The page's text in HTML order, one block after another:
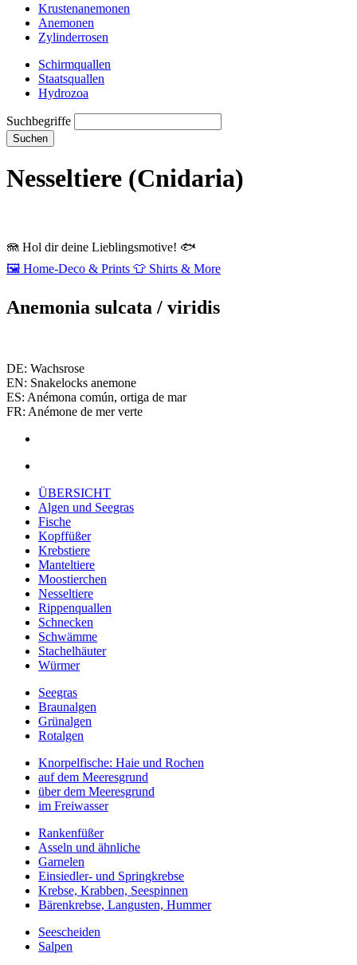
Krustenanemonen
Anemonen
Zylinderrosen
Schirmquallen
Staatsquallen
Hydrozoa
Suchbegriffe
Suchen
Nesseltiere (Cnidaria)
🪼 Hol dir deine Lieblingsmotive! 🐟
🖼️ Home‑Deco & Prints 👕 Shirts & More
Anemonia sulcata / viridis
DE: Wachsrose
EN: Snakelocks anemone
ES: Anémona común, ortiga de mar
FR: Anémone de mer verte
ÜBERSICHT
Algen und Seegras
Fische
Kopffüßer
Krebstiere
Manteltiere
Moostierchen
Nesseltiere
Rippenquallen
Schnecken
Schwämme
Stachelhäuter
Würmer
Seegras
Braunalgen
Grünalgen
Rotalgen
Knorpelfische: Haie und Rochen
auf dem Meeresgrund
über dem Meeresgrund
im Freiwasser
Rankenfüßer
Asseln und ähnliche
Garnelen
Einsiedler- und Springkrebse
Krebse, Krabben, Seespinnen
Bärenkrebse, Langusten, Hummer
Seescheiden
Salpen